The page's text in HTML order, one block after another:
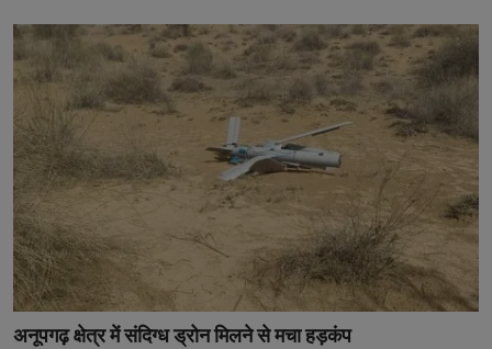
अनूपगढ़ क्षेत्र में संदिग्ध ड्रोन मिलने से मचा हड़कंप